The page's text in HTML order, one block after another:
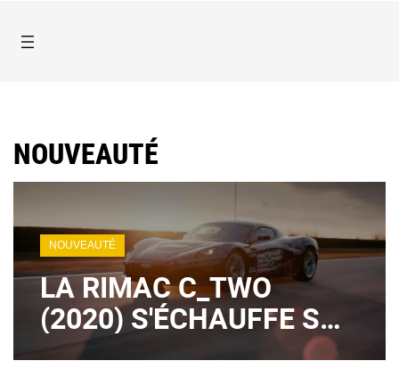
NOUVEAUTÉ
NOUVEAUTÉ
LA RIMAC C_TWO
(2020) S'ÉCHAUFFE SUR
CIRCUIT